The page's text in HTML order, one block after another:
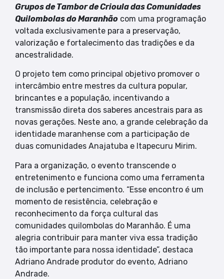
Grupos de Tambor de Crioula das Comunidades
Quilombolas do Maranhão com uma programação
voltada exclusivamente para a preservação,
valorização e fortalecimento das tradições e da
ancestralidade.
O projeto tem como principal objetivo promover o
intercâmbio entre mestres da cultura popular,
brincantes e a população, incentivando a
transmissão direta dos saberes ancestrais para as
novas gerações. Neste ano, a grande celebração da
identidade maranhense com a participação de
duas comunidades Anajatuba e Itapecuru Mirim.
Para a organização, o evento transcende o
entretenimento e funciona como uma ferramenta
de inclusão e pertencimento. “Esse encontro é um
momento de resistência, celebração e
reconhecimento da força cultural das
comunidades quilombolas do Maranhão. É uma
alegria contribuir para manter viva essa tradição
tão importante para nossa identidade”, destaca
Adriano Andrade produtor do evento, Adriano
Andrade.